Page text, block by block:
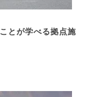
とが学べる拠点施